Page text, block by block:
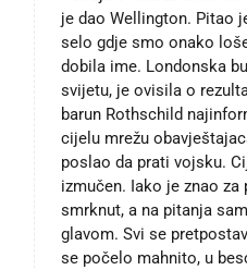
je dao Wellington. Pitao
selo gdje smo onako
dobila ime. Londonska
svijetu, je ovisila o
barun Rothschild
cijelu mrežu
poslao da prati vojsku.
izmučen. Iako je znao za
smrknut, a na pitanja
glavom. Svi se
se počelo mahnito, u